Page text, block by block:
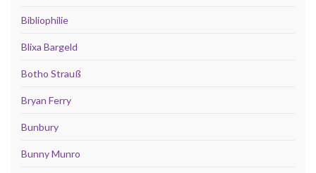
Bibliophilie
Blixa Bargeld
Botho Strauß
Bryan Ferry
Bunbury
Bunny Munro